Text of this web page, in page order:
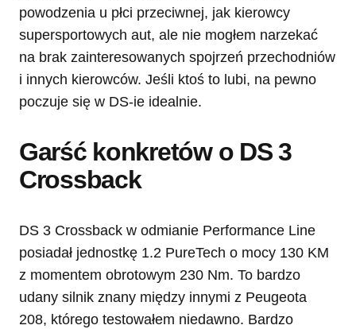
powodzenia u płci przeciwnej, jak kierowcy
supersportowych aut, ale nie mogłem narzekać
na brak zainteresowanych spojrzeń przechodniów
i innych kierowców. Jeśli ktoś to lubi, na pewno
poczuje się w DS-ie idealnie.
Garść konkretów o DS 3
Crossback
DS 3 Crossback w odmianie Performance Line
posiadał jednostkę 1.2 PureTech o mocy 130 KM
z momentem obrotowym 230 Nm. To bardzo
udany silnik znany między innymi z Peugeota
208, którego testowałem niedawno. Bardzo